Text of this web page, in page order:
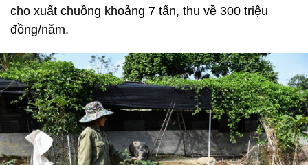
cho xuất chuồng khoảng 7 tấn, thu về 300 triệu
đồng/năm.